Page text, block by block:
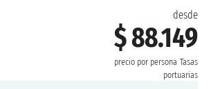
desde
$ 88.149
precio por persona Tasas
portuarias